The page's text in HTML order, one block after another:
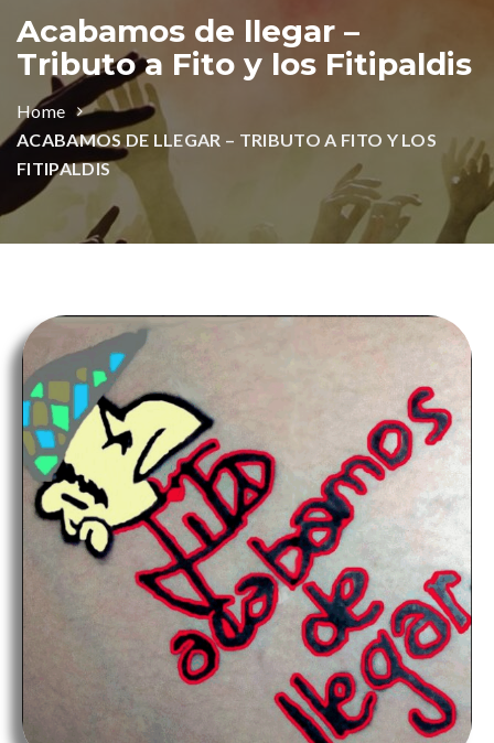
Acabamos de llegar –
Tributo a Fito y los Fitipaldis
Home
ACABAMOS DE LLEGAR – TRIBUTO A FITO Y LOS
FITIPALDIS